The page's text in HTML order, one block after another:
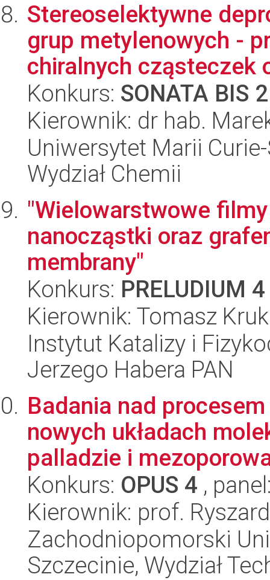
Stereoselektywne
grup metylenowych -
chiralnych cząsteczek
Konkurs: SONATA BIS 2
Kierownik: dr hab.
Uniwersytet Marii
Wydział Chemii
"Wielowarstwowe
nanocząstki oraz
membrany"
Konkurs: PRELUDIUM 4
Kierownik: Tomasz Kruk
Instytut Katalizy i
Jerzego Habera PAN
Badania nad
nowych układach
palladzie i
Konkurs: OPUS 4 ,
Kierownik: prof.
Zachodniopomorski
Szczecinie, Wydział